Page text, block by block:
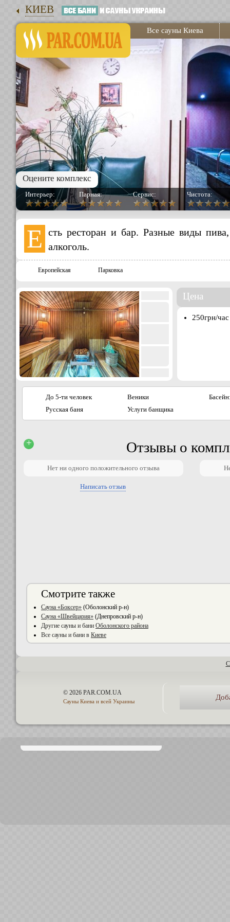
КИЕВ
Все сауны Киева
Оцените комплекс
Интерьер: Парная: Сервис: Чистота:
Е сть ресторан и бар. Разные виды
алкоголь.
Европейская Парковка
Цена
250грн/час
До 5-ти человек
Русская баня
Веники
Услуги банщика
+ Отзывы о
Нет ни одного положительного отзыва
Написать отзыв
Смотрите также
Сауна «Боксер» (Оболонский р-н)
Сауна «Швейцария» (Днепровский р-н)
Другие сауны и бани Оболонского района
Все сауны и бани в Киеве
© 2026 PAR.COM.UA
Сауны Киева и всей Украины